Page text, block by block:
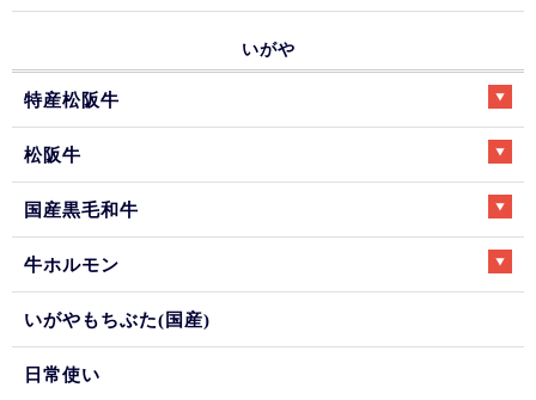
いがや
特産松阪牛
松阪牛
国産黒毛和牛
牛ホルモン
いがやもちぶた(国産)
日常使い